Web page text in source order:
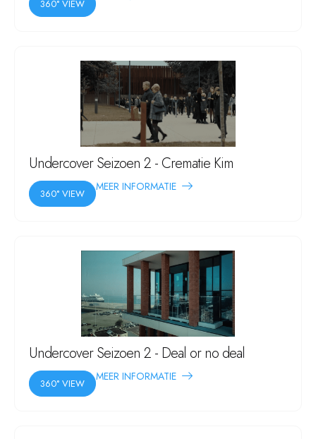
360° VIEW
Undercover Seizoen 2 - Crematie Kim
360° VIEW
MEER INFORMATIE
Undercover Seizoen 2 - Deal or no deal
360° VIEW
MEER INFORMATIE